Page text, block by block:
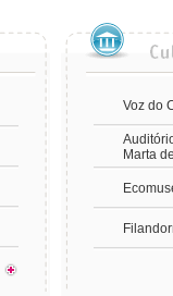
Voz do
Marta